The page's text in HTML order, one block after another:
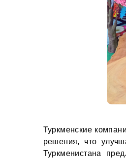
Туркменские
решения, что
Туркменистана